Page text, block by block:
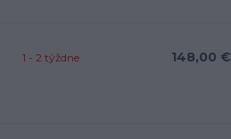
148,00 €
1 - 2 týždne